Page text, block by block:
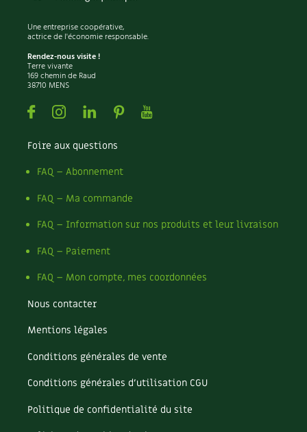
Une entreprise coopérative,
actrice de l'économie responsable.
Rendez-nous visite !
Terre vivante
169 chemin de Raud
38710 MENS
FacebookInstagramLinkedin
PinterestYoutube
Foire aux questions
FAQ – Abonnement
FAQ – Ma commande
FAQ – Information sur nos produits et leur livraison
FAQ – Paiement
FAQ – Mon compte, mes coordonnées
Nous contacter
Mentions légales
Conditions générales de vente
Conditions générales d’utilisation CGU
Politique de confidentialité du site